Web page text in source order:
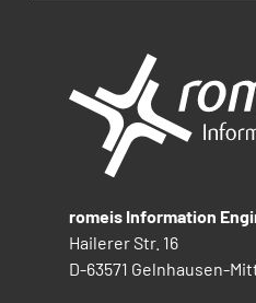
romeis Information
Hailerer Str. 16
D-63571 Gelnhausen-